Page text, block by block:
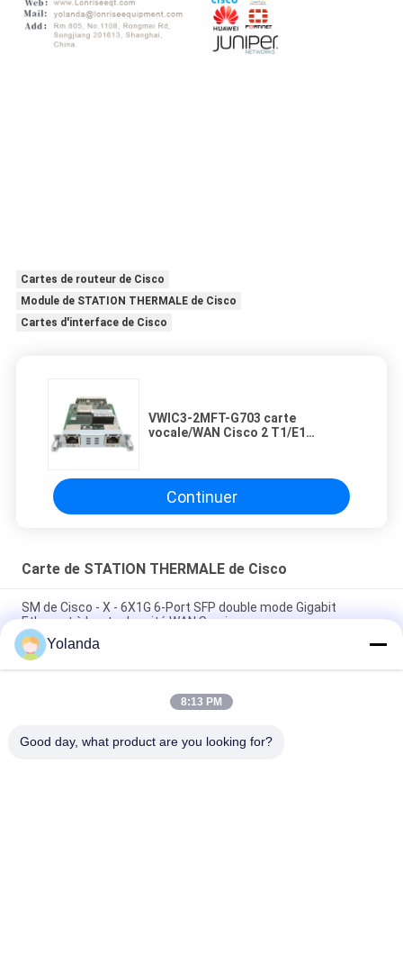
Cartes de routeur de Cisco
Module de STATION THERMALE de Cisco
Cartes d'interface de Cisco
VWIC3-2MFT-G703 carte
vocale/WAN Cisco 2 T1/E1
1900/2900/3900
Continuer
Carte de STATION THERMALE de Cisco
SM de Cisco - X - 6X1G 6-Port SFP double mode Gigabit
Ethernet à haute densité WAN Service
4000 pare-feu de réseau bas d'IP de la carte ISR4331 3GE
2NIM de STATION THERMALE de Cisco de routeur
Module de mémoire DRAM de 16 Go pour les commutateurs
Yolanda
8:13 PM
Good day, what product are you looking for?